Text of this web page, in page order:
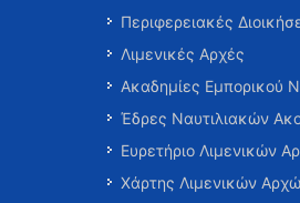
Περιφερειακές
Λιμενικές Αρχές
Ακαδημίες Εμπορικού
Έδρες Ναυτιλιακών
Ευρετήριο Λιμενικών
Χάρτης Λιμενικών